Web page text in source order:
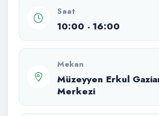
Saat
10:00 - 16:00
Mekan
Müzeyyen Erkul
Merkezi